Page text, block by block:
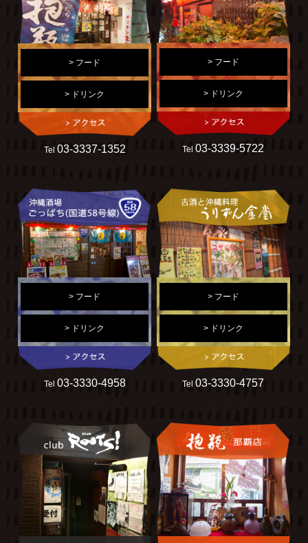
> フード
> ドリンク
Tel 03-3337-1352
> フード
> ドリンク
Tel03-3339-5722
> フード
> ドリンク
Tel 03-3330-4958
> フード
> ドリンク
Tel03-3330-4757